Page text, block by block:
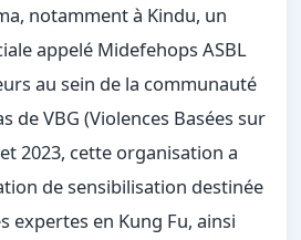
notamment à Kindu, un
appelé Midefehops ASBL
au sein de la communauté
de VBG (Violences Basées sur
2023, cette organisation a
de sensibilisation destinée
expertes en Kung Fu, ainsi